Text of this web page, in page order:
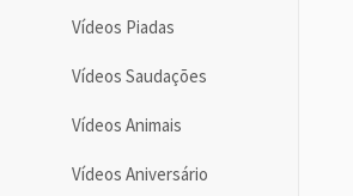
Vídeos Piadas
Vídeos Saudações
Vídeos Animais
Vídeos Aniversário